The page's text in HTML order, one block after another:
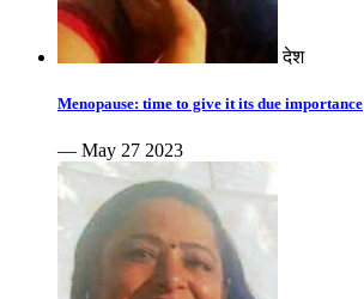
देश
Menopause: time to give it its due importance
— May 27 2023